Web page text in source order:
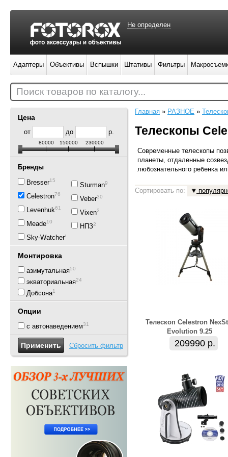
Цена
от до р.
80000 150000 230000
Бренды
Bresser15
Celestron76
Levenhuk61
Meade10
Sky-Watcher43
Sturman9
Veber30
Vixen2
НПЗ2
Монтировка
азимутальная50
экваториальная24
Добсона1
Опции
с автонаведением31
Сбросить фильтр
Главная » РАЗНОЕ »
Телескопы
Современные телескопы
планеты, отдаленные
любознательного ребенка
Сортировать по:
Телескоп Celestron
Evolution 9.25
209990 р.
Не определен
Адаптеры Объективы Вспышки Штативы Фильтры
Поиск товаров по каталогу...